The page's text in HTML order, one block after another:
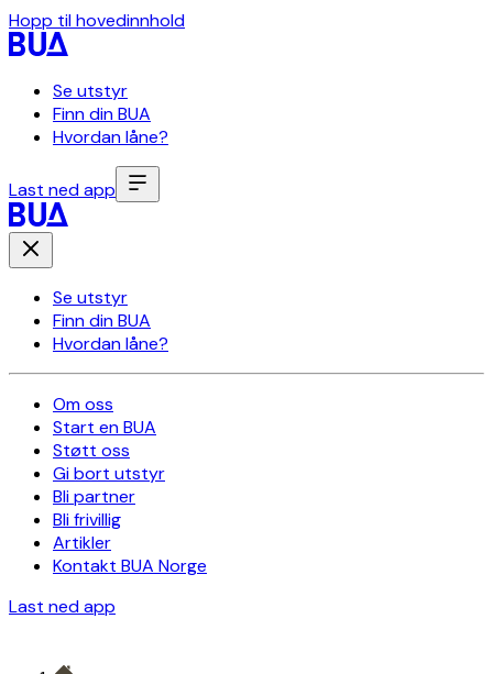
Hopp til hovedinnhold
Se utstyr
Finn din BUA
Hvordan låne?
Last ned app
Se utstyr
Finn din BUA
Hvordan låne?
Om oss
Start en BUA
Støtt oss
Gi bort utstyr
Bli partner
Bli frivillig
Artikler
Kontakt BUA Norge
Last ned app